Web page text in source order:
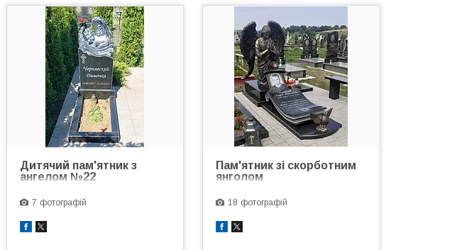
Дитячий пам'ятник з
ангелом №22
7
Пам'ятник зі скорботним
янголом
18